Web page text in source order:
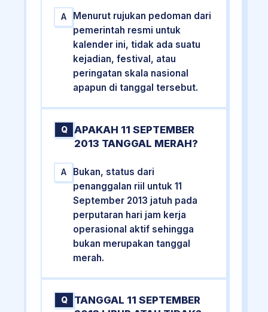
A
Menurut rujukan pedoman dari
pemerintah resmi untuk
kalender ini, tidak ada suatu
kejadian, festival, atau
peringatan skala nasional
apapun di tanggal tersebut.
Q
APAKAH 11 SEPTEMBER
2013 TANGGAL MERAH?
A
Bukan, status dari
penanggalan riil untuk 11
September 2013 jatuh pada
perputaran hari jam kerja
operasional aktif sehingga
bukan merupakan tanggal
merah.
Q
TANGGAL 11 SEPTEMBER